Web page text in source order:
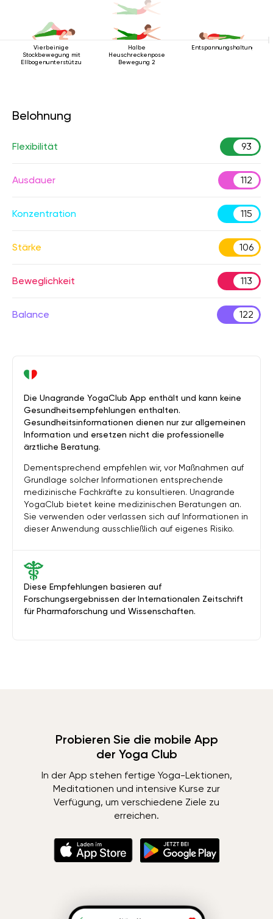
Vierbeinige
Stockbewegung mit
Ellbogenunterstützung
Halbe
Heuschreckenpose
Bewegung 2
Entspannungshaltung
Belohnung
Flexibilität 93
Ausdauer 112
Konzentration 115
Stärke 106
Beweglichkeit 113
Balance 122
Diese Empfehlungen basieren auf
Forschungsergebnissen der Internationalen Zeitschrift
für Pharmaforschung und Wissenschaften.
Die Unagrande YogaClub App enthält und kann keine
Gesundheitsempfehlungen enthalten.
Gesundheitsinformationen dienen nur zur allgemeinen
Information und ersetzen nicht die professionelle
ärztliche Beratung.
Dementsprechend empfehlen wir, vor Maßnahmen auf
Grundlage solcher Informationen entsprechende
medizinische Fachkräfte zu konsultieren. Unagrande
YogaClub bietet keine medizinischen Beratungen an.
Sie verwenden oder verlassen sich auf Informationen in
dieser Anwendung ausschließlich auf eigenes Risiko.
Probieren Sie die mobile App
der Yoga Club
In der App stehen fertige Yoga-Lektionen,
Meditationen und intensive Kurse zur
Verfügung, um verschiedene Ziele zu
erreichen.